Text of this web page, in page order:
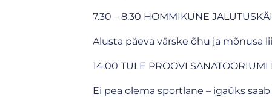
7.30 – 8.30 HOMMIKUNE
Alusta päeva värske õhu ja mõnusa
14.00 TULE PROOVI
Ei pea olema sportlane – igaüks